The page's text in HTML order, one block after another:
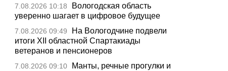
7.08.2026 10:18
Вологодская область
уверенно шагает в цифровое будущее
7.08.2026 09:49
На Вологодчине подвели
итоги XII областной Спартакиады
ветеранов и пенсионеров
7.08.2026 09:10
Манты, речные прогулки и